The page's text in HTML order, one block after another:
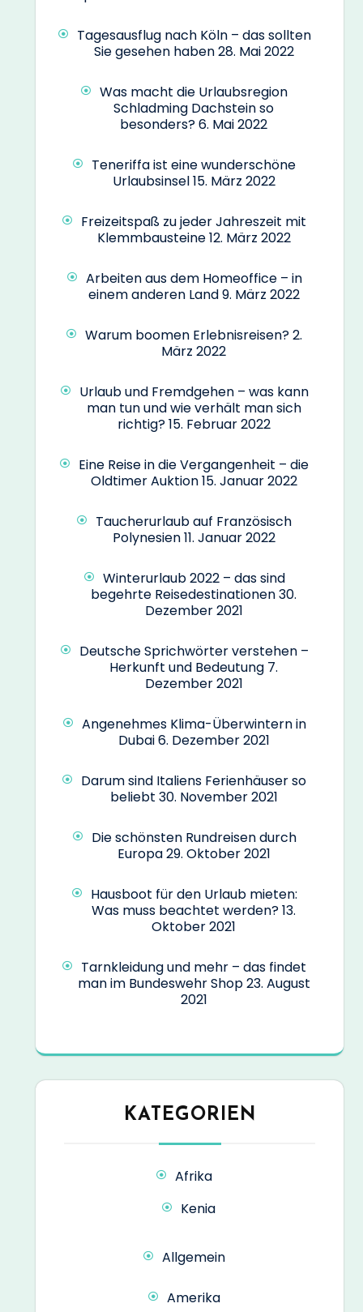
Tagesausflug nach Köln – das sollten
Sie gesehen haben28. Mai 2022
Was macht die Urlaubsregion
Schladming Dachstein so
besonders?6. Mai 2022
Teneriffa ist eine wunderschöne
Urlaubsinsel15. März 2022
Freizeitspaß zu jeder Jahreszeit mit
Klemmbausteine12. März 2022
Arbeiten aus dem Homeoffice – in
einem anderen Land9. März 2022
Warum boomen Erlebnisreisen?2.
März 2022
Urlaub und Fremdgehen – was kann
man tun und wie verhält man sich
richtig?15. Februar 2022
Eine Reise in die Vergangenheit – die
Oldtimer Auktion15. Januar 2022
Taucherurlaub auf Französisch
Polynesien11. Januar 2022
Winterurlaub 2022 – das sind
begehrte Reisedestinationen30.
Dezember 2021
Deutsche Sprichwörter verstehen –
Herkunft und Bedeutung 7.
Dezember 2021
Angenehmes Klima-Überwintern in
Dubai6. Dezember 2021
Darum sind Italiens Ferienhäuser so
beliebt 30. November 2021
Die schönsten Rundreisen durch
Europa29. Oktober 2021
Hausboot für den Urlaub mieten:
Was muss beachtet werden?13.
Oktober 2021
Tarnkleidung und mehr – das findet
man im Bundeswehr Shop23. August
2021
KATEGORIEN
Afrika
Kenia
Allgemein
Amerika